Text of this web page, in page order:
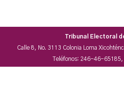
Tribunal Electoral
Calle 8, No. 3113 Colonia Loma
Teléfonos: 246-46-